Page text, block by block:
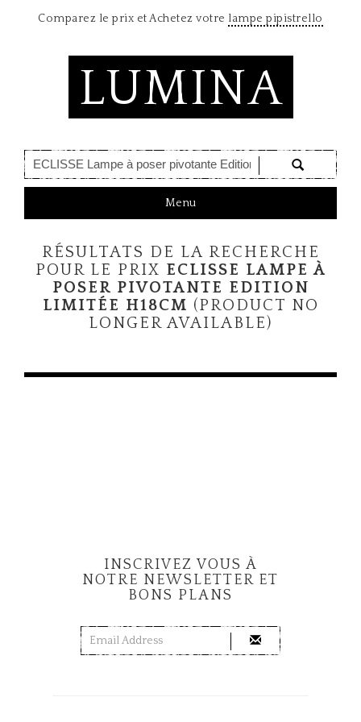
Comparez le prix et Achetez votre lampe pipistrello
LUMINA
T
o
g
l
e
n
v
a
Menu
RÉSULTATS DE LA RECHERCHE
POUR LE PRIX ECLISSE LAMPE À
POSER PIVOTANTE EDITION
LIMITÉE H18CM (PRODUCT NO
LONGER AVAILABLE)
INSCRIVEZ VOUS À
NOTRE NEWSLETTER ET
BONS PLANS